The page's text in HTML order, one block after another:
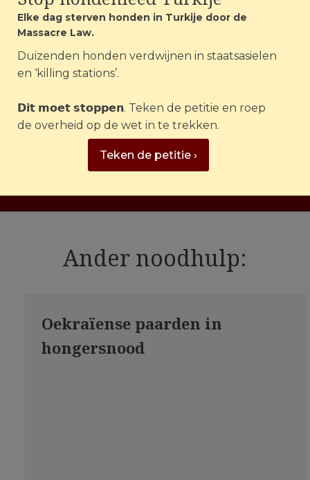
Zonder jouw bijdrage kunnen we
niet helpen.
Steun onze noodhulp bij
bosbranden en andere
dierenrampen
Ander noodhulp:
Oekraïense paarden in
hongersnood
Elke dag sterven honden in Turkije door de
Massacre Law.
Duizenden honden verdwijnen in staatsasielen
en ‘killing stations’.
𝗗𝗶𝘁 𝗺𝗼𝗲𝘁 𝘀𝘁𝗼𝗽𝗽𝗲𝗻. Teken de petitie en roep
de overheid op de wet in te trekken.
Teken de petitie ›